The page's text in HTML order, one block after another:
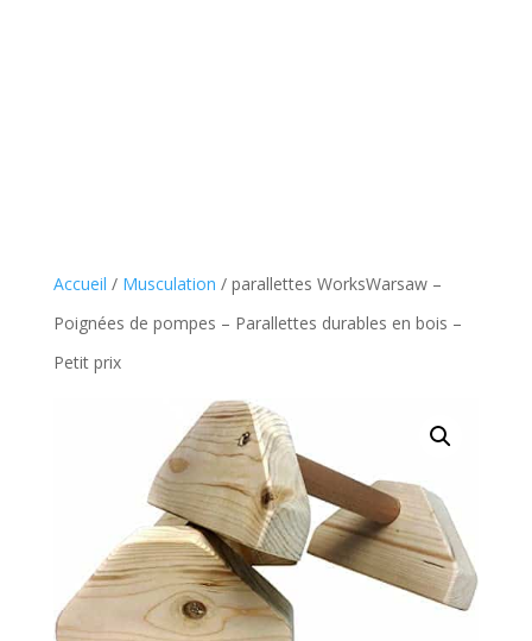
Accueil / Musculation / parallettes WorksWarsaw –
Poignées de pompes – Parallettes durables en bois –
Petit prix